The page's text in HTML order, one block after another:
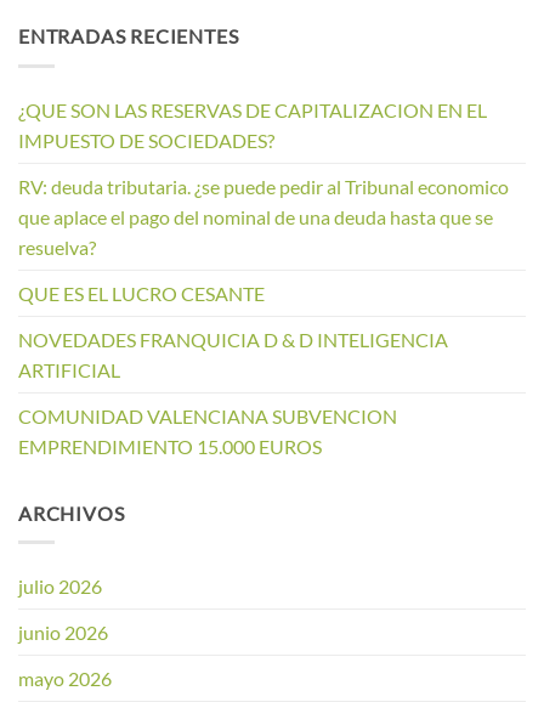
ENTRADAS RECIENTES
¿QUE SON LAS RESERVAS DE CAPITALIZACION EN EL
IMPUESTO DE SOCIEDADES?
RV: deuda tributaria. ¿se puede pedir al Tribunal economico
que aplace el pago del nominal de una deuda hasta que se
resuelva?
QUE ES EL LUCRO CESANTE
NOVEDADES FRANQUICIA D & D INTELIGENCIA
ARTIFICIAL
COMUNIDAD VALENCIANA SUBVENCION
EMPRENDIMIENTO 15.000 EUROS
ARCHIVOS
julio 2026
junio 2026
mayo 2026